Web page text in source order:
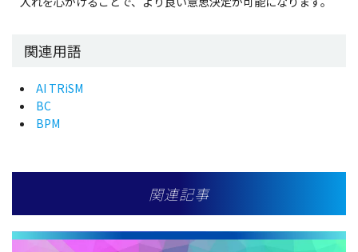
関連用語
AI TRiSM
BC
BPM
関連記事